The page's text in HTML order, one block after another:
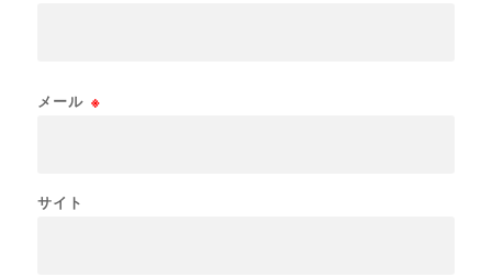
メール ※
サイト